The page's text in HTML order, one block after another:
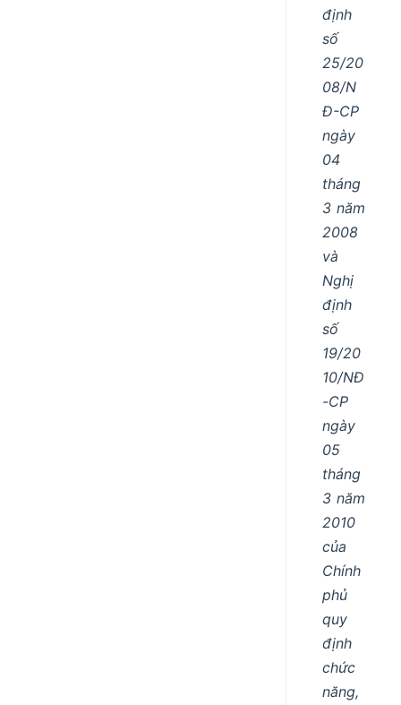
định
số
25/20
08/N
Đ-CP
ngày
04
tháng
3 năm
2008
và
Nghị
định
số
19/20
10/NĐ
-CP
ngày
05
tháng
3 năm
2010
của
Chính
phủ
quy
định
chức
năng,